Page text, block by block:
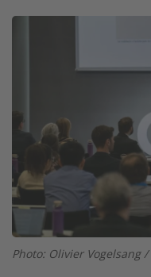
Photo: Olivier Vogelsang